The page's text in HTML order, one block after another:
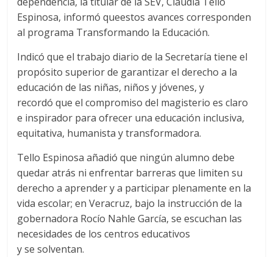
Espinosa, informó queestos avances corresponden
al programa Transformando la Educación.
Indicó que el trabajo diario de la Secretaría tiene el
propósito superior de garantizar el derecho a la
educación de las niñas, niños y jóvenes, y
recordó que el compromiso del magisterio es claro
e inspirador para ofrecer una educación inclusiva,
equitativa, humanista y transformadora.
Tello Espinosa añadió que ningún alumno debe
quedar atrás ni enfrentar barreras que limiten su
derecho a aprender y a participar plenamente en la
vida escolar; en Veracruz, bajo la instrucción de la
gobernadora Rocío Nahle García, se escuchan las
necesidades de los centros educativos
y se solventan.